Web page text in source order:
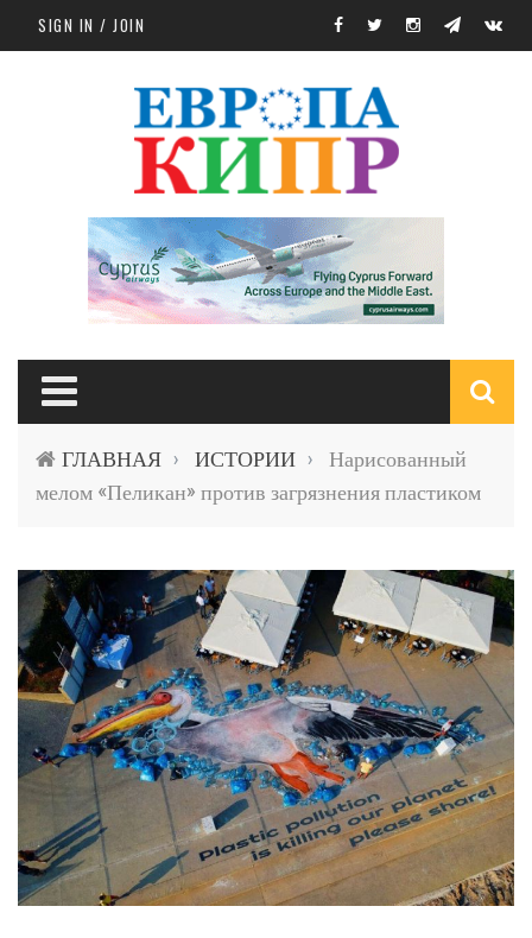
Skip to main content
SIGN IN / JOIN
ГЛАВНАЯ › ИСТОРИИ ›
Нарисованный
мелом «Пеликан» против загрязнения пластиком